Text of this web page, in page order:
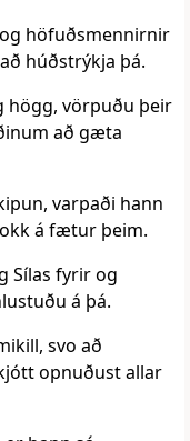
höfuðsmennirnir
húðstrýkja þá.
högg, vörpuðu þeir
að gæta
varpaði hann
á fætur þeim.
Sílas fyrir og
á þá.
svo að
opnuðust allar